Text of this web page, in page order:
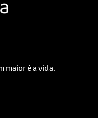
maior é a vida.